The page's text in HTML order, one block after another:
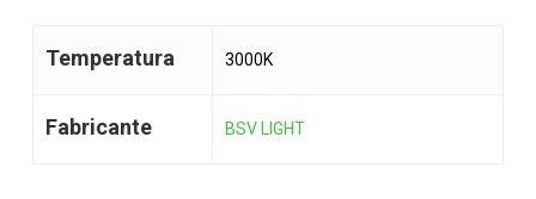
Temperatura 3000K
Fabricante BSV LIGHT